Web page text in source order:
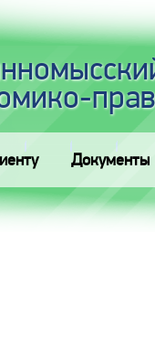
Документы